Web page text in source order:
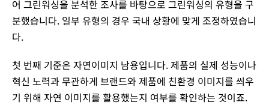
어 그린워싱을 분석한 조사를 바탕으로 그린워싱의 유형을 구
분했습니다. 일부 유형의 경우 국내 상황에 맞게 조정하였습니
다.
첫 번째 기준은 자연이미지 남용입니다. 제품의 실제 성능이나
혁신 노력과 무관하게 브랜드와 제품에 친환경 이미지를 씌우
기 위해 자연 이미지를 활용했는지 여부를 확인하는 것이죠.